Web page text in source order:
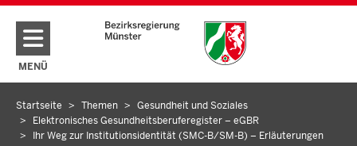
Direkt zum Inhalt
MENÜ
NAVIGATION AKTIVIEREN/DEAKTIVIEREN: HAUPTMENÜ
Sie
befinden
Startseite Themen
Gesundheit und Soziales
Elektronisches Gesundheitsberuferegister – eGBR
Ihr Weg zur Institutionsidentität (SMC-B/SM-B) – Erläuterungen